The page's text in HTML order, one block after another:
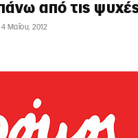
από τις
4 Μαΐου, 2012